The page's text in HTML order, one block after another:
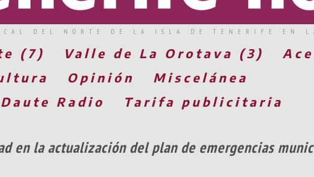
DEL NORTE DE LA ISLA DE TENERIFE EN
(7) Valle de La Orotava (3)
Opinión
Miscelánea
Radio
Tarifa publicitaria
en la actualización del plan de emergencias